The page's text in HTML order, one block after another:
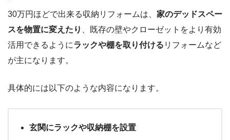
30万円ほどで出来る収納リフォームは、 家のデッドスペー
スを物置に変えたり
、既存の壁やクローゼットをより有効
活用できるようにラックや棚を取り付ける リフォームなど
が主になります。
具体的には以下のような内容になります。
玄関にラックや収納棚を設置